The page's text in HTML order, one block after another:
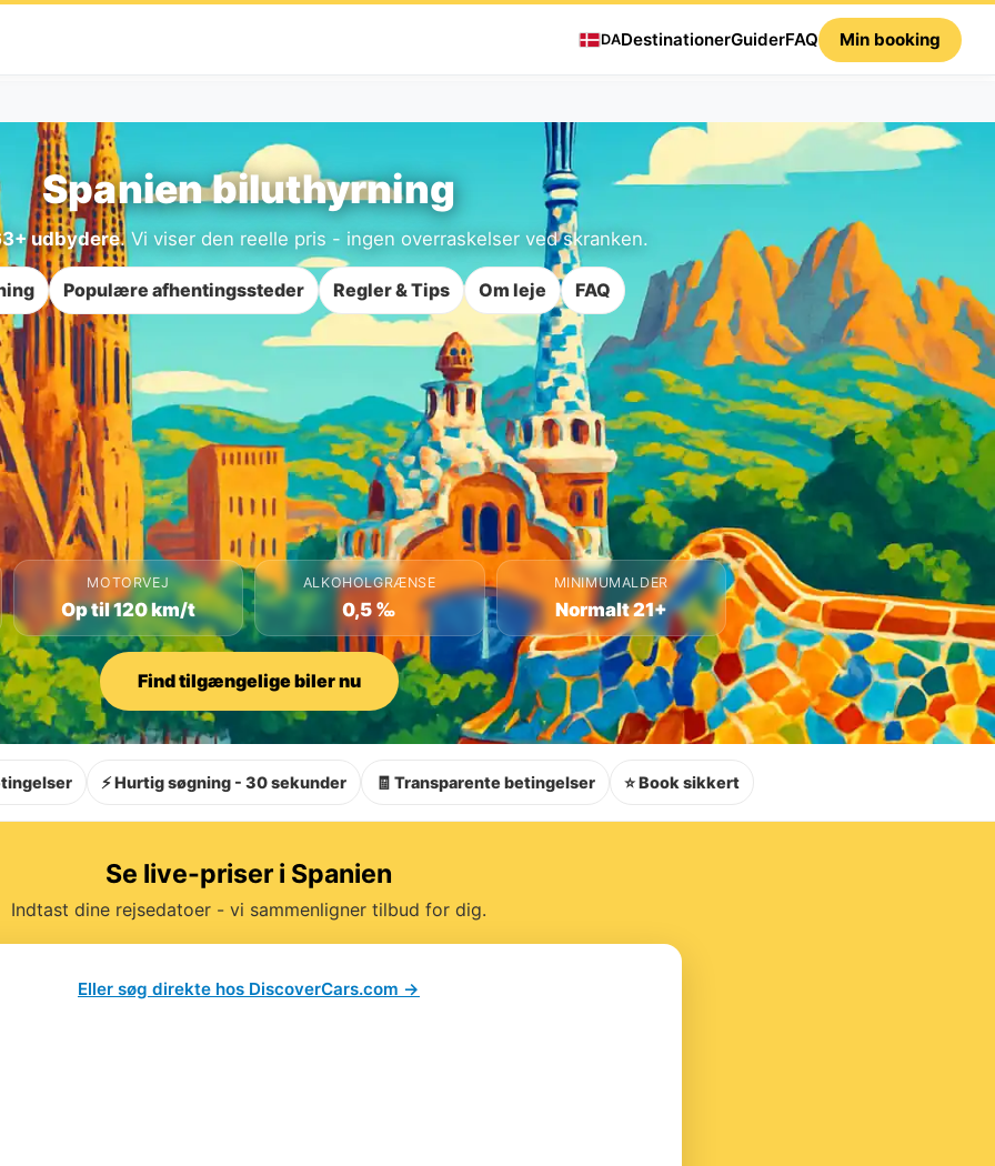
DADestinationerGuiderFAQ Min booking
Spanien biluthyrning
udbydere. Vi viser den reelle pris - ingen overraskelser ved skranken.
Populære afhentingssteder Regler & Tips Om leje FAQ
MOTORVEJ
Op til 120 km/t
ALKOHOLGRÆNSE
0,5 ‰
MINIMUMALDER
Normalt 21+
Find tilgængelige biler nu
⚡ Hurtig søgning - 30 sekunder 🧾 Transparente betingelser ⭐ Book sikkert
Se live-priser i Spanien
Indtast dine rejsedatoer - vi sammenligner tilbud for dig.
Eller søg direkte hos DiscoverCars.com →